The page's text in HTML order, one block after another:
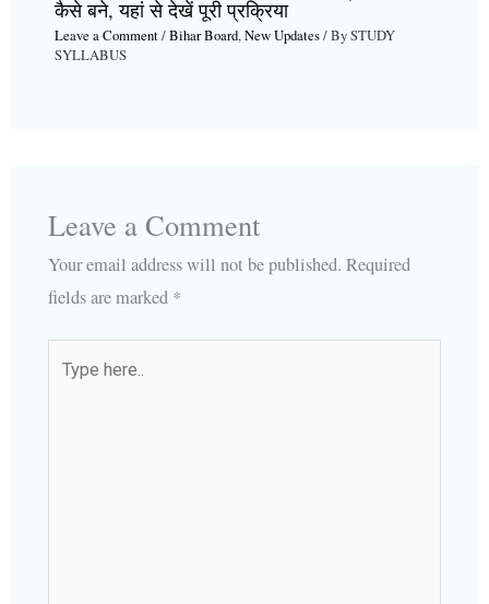
कैसे बने, यहां से देखें पूरी प्रक्रिया
Leave a Comment/Bihar Board,New Updates/ BySTUDY
SYLLABUS
Leave a Comment
Your email address will not be published. Required
fields are marked *